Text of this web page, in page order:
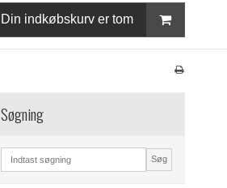
Din indkøbskurv er tom
Søgning
Søg